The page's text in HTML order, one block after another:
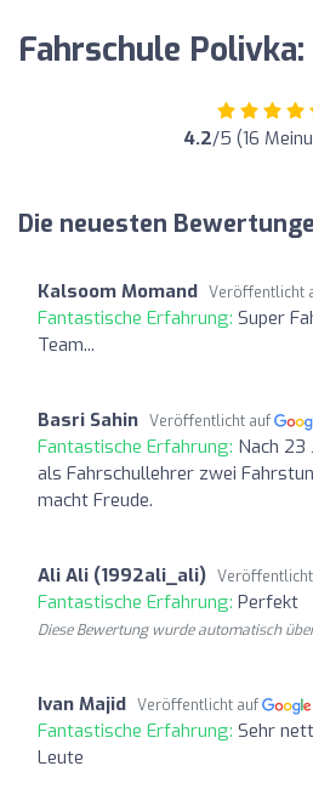
Fahrschule
4.2/5 (16
Die neuesten
Kalsoom Momand Veröffentlicht
Fantastische Erfahrung: Super
Team...
Basri Sahin Veröffentlicht auf
Fantastische Erfahrung: Nach 23
als Fahrschullehrer zwei
macht Freude.
Ali Ali (1992ali_ali)
Fantastische Erfahrung: Perfekt
Diese Bewertung wurde automatisch
Ivan Majid Veröffentlicht auf
Fantastische Erfahrung: Sehr
Leute